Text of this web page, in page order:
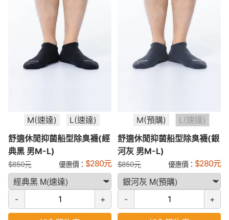
M(速達)
L(速達)
舒適休閒抑菌船型除臭襪(經
典黑 男M-L)
$850元 優惠價： $280元
- +
M(預購)
L(速達)
舒適休閒抑菌船型除臭襪(銀
河灰 男M-L)
$850元 優惠價： $280元
- +